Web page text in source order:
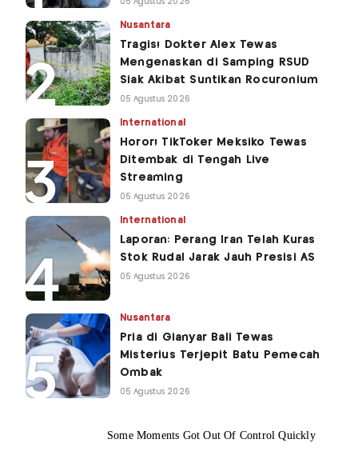
05 Agustus 2026
Nusantara
Tragis! Dokter Alex Tewas
Mengenaskan di Samping RSUD
Siak Akibat Suntikan Rocuronium
05 Agustus 2026
International
Horor! TikToker Meksiko Tewas
Ditembak di Tengah Live
Streaming
05 Agustus 2026
International
Laporan: Perang Iran Telah Kuras
Stok Rudal Jarak Jauh Presisi AS
05 Agustus 2026
Nusantara
Pria di Gianyar Bali Tewas
Misterius Terjepit Batu Pemecah
Ombak
05 Agustus 2026